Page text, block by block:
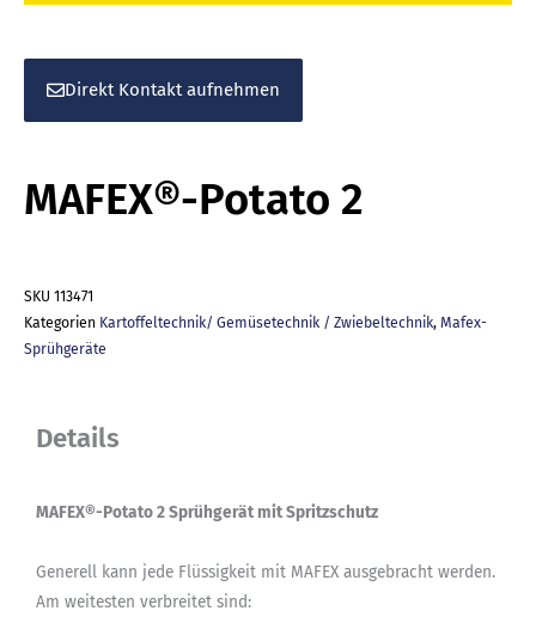
Direkt Kontakt aufnehmen
MAFEX®-Potato 2
SKU 113471
Kategorien Kartoffeltechnik/ Gemüsetechnik / Zwiebeltechnik, Mafex-
Sprühgeräte
Details
MAFEX®-Potato 2 Sprühgerät mit Spritzschutz
Generell kann jede Flüssigkeit mit MAFEX ausgebracht werden.
Am weitesten verbreitet sind: